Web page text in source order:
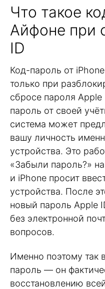
Что такое
Айфоне при
ID
Код-пароль от
только при
сбросе пароля
пароль от своей
система может
вашу личность
устройства. Это
«Забыли пароль?»
и iPhone просит
устройства. После
новый пароль Apple
без электронной
вопросов.
Именно поэтому так
пароль — он
восстановлению